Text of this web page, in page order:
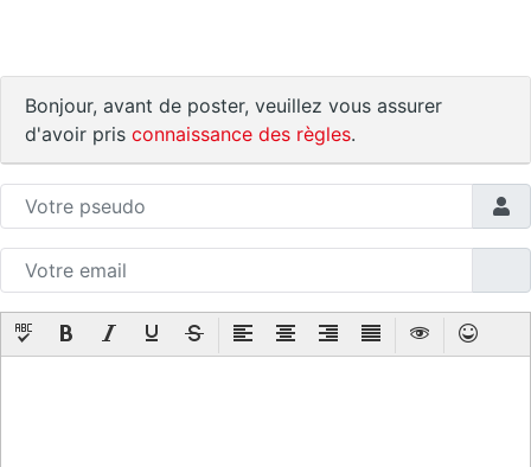
Bonjour, avant de poster, veuillez vous assurer
d'avoir pris connaissance des règles.